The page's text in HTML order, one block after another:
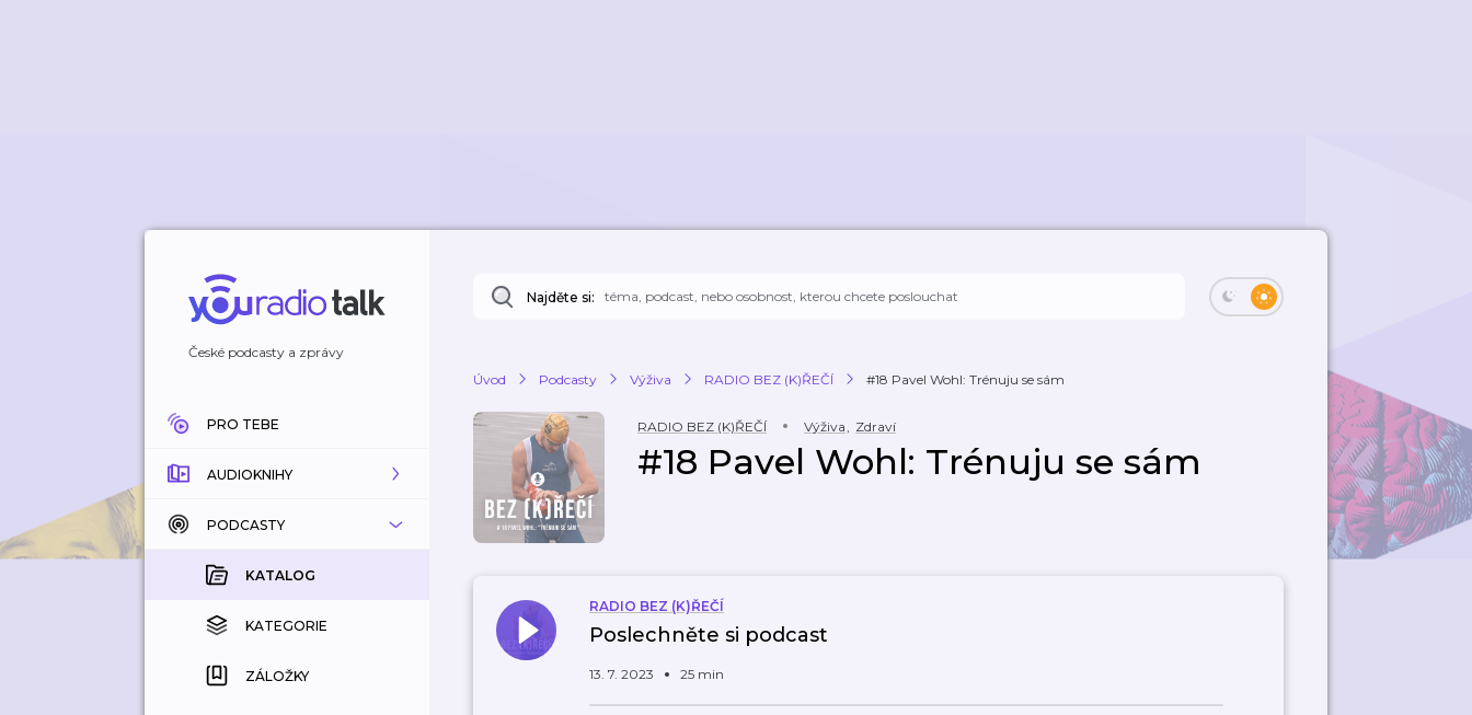
České podcasty a zprávy
PRO TEBE
AUDIOKNIHY
KATALOG
KOUPENÉ
KATEGORIE
ZÁLOŽKY
PODCASTY
KATALOG
KATEGORIE
ZÁLOŽKY
Najděte si:
Úvod Podcasty Výživa RADIO BEZ (K)ŘEČÍ #18 Pavel Wohl: Trénuju se sám
RADIO BEZ (K)ŘEČÍ Výživa, Zdraví
#18 Pavel Wohl: Trénuju se sám
RADIO BEZ (K)ŘEČÍ
Poslechněte si podcast
13. 7. 2023 25 min